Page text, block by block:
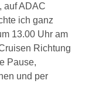
auf ADAC
ich ganz
13.00 Uhr am
Richtung
Pause,
und per